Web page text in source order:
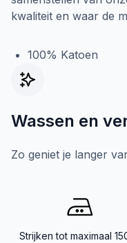
kwaliteit en waar de
100% Katoen
Wassen en
Zo geniet je langer
Strijken tot maximaal